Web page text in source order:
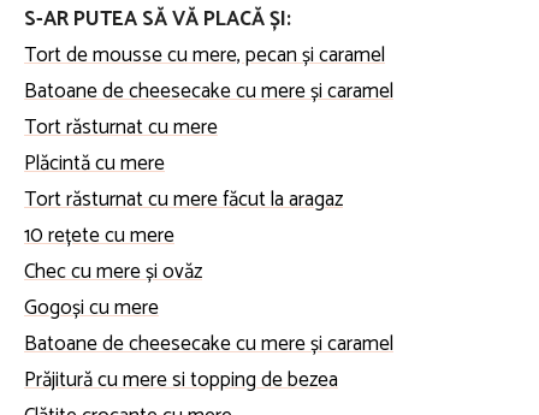
S-AR PUTEA SĂ VĂ PLACĂ ȘI:
Tort de mousse cu mere, pecan și caramel
Batoane de cheesecake cu mere și caramel
Tort răsturnat cu mere
Plăcintă cu mere
Tort răsturnat cu mere făcut la aragaz
10 rețete cu mere
Chec cu mere și ovăz
Gogoși cu mere
Batoane de cheesecake cu mere și caramel
Prăjitură cu mere si topping de bezea